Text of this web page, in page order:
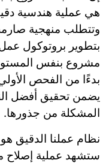
هي عملية هندسية
وتتطلب منهجية
بتطوير بروتوكول
مشروع بنفس
بدءًا من الفحص
يضمن تحقيق أفضل
المشكلة من جذورها.
نظام عملنا الدقيق
ستشهد عملية